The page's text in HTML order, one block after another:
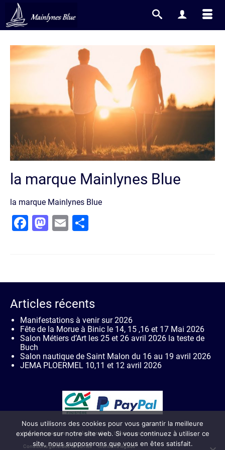
la marque Mainlynes Blue
la marque Mainlynes Blue
Facebook
Mastodon
Email
Articles récents
Manifestations à venir sur 2026
Fête de la Morue à Binic le 14, 15 ,16 et 17 Mai 2026
Salon Métiers d’Art les 25 et 26 avril 2026 la teste de
Buch
Salon nautique de Saint Malon du 16 au 19 avril 2026
JEMA PLOERMEL 10,11 et 12 avril 2026
Moyen de paiement Guide des tailles Livraison en France
Conditions générales de ventes Mentions légales
Nous utilisons des cookies pour vous garantir la meilleure
expérience sur notre site web. Si vous continuez à utiliser ce
site, nous supposerons que vous en êtes satisfait.